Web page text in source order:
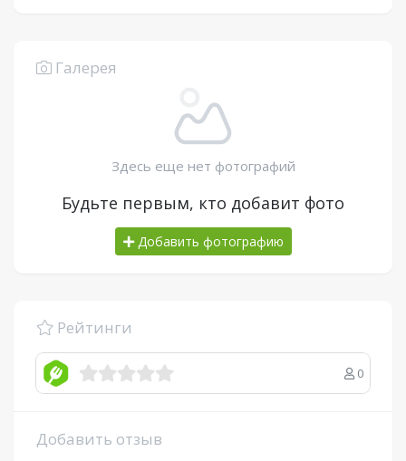
Галерея
Здесь еще нет фотографий
Будьте первым, кто добавит фото
Добавить фотографию
Рейтинги
0
Добавить отзыв